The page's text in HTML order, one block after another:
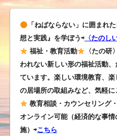
「ねばならない」に囲まれ
想と実践』を学ぼう⇨ 〈たのし
福祉・教育活動
〈たの研
われない新しい形の福祉活動
ています。楽しい環境教育、
の居場所の取組みなど、気軽
教育相談・カウンセリング
オンライン可能（経済的な事
施）⇨こちら